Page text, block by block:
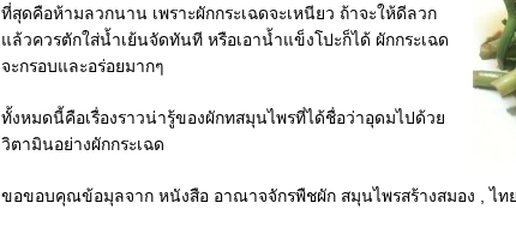
ที่สุดคือห้ามลวกนาน เพราะผักกระเฉดจะเหนียว ถ้าจะให้ดีลวก
แล้วควรตักใส่น้ำเย้นจัดทันที หรือเอาน้ำแข็งโปะก็ได้ ผักกระเฉด
จะกรอบและอร่อยมากๆ
ทั้งหมดนี้คือเรื่องราวน่ารู้ของผักทสมุนไพรที่ได้ชื่อว่าอุดมไปด้วย
วิตามินอย่างผักกระเฉด
ขอขอบคุณข้อมุลจาก หนังสือ อาณาจจักรพืชผัก สมุนไพรสร้างสมอง , ไทย